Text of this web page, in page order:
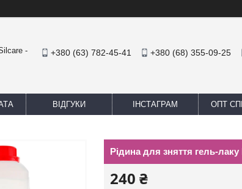
-
+380 (63) 782-45-41 +380 (68) 355-09-25
ВІДГУКИ ІНСТАГРАМ ОПТ
Рідина для зняття гель-
240 ₴